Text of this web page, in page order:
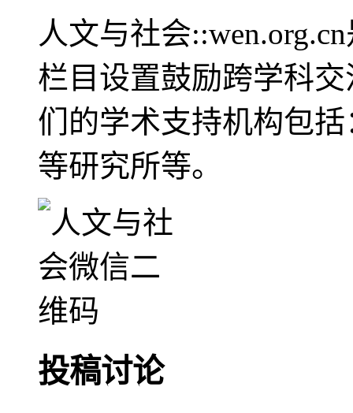
人文与社会
栏目设置鼓励跨学科
们的学术支持机构包
等研究所等。
投稿讨论